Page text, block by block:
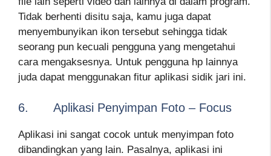
Tidak berhenti disitu saja, kamu juga dapat
menyembunyikan ikon tersebut sehingga tidak
seorang pun kecuali pengguna yang mengetahui
cara mengaksesnya. Untuk pengguna hp lainnya
juda dapat menggunakan fitur aplikasi sidik jari ini.
6. Aplikasi Penyimpan Foto – Focus
Aplikasi ini sangat cocok untuk menyimpan foto
dibandingkan yang lain. Pasalnya, aplikasi ini